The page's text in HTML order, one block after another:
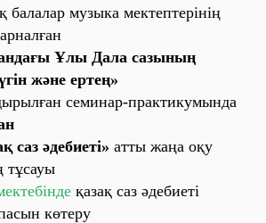
музыка мектептерінің
Ұлы Дала сазының
және ертең»
семинар-практикумында
әдебиеті» атты жаңа оқу
тұсауы
қазақ саз әдебиеті
көтеру